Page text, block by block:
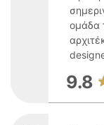
ομάδα
9.8